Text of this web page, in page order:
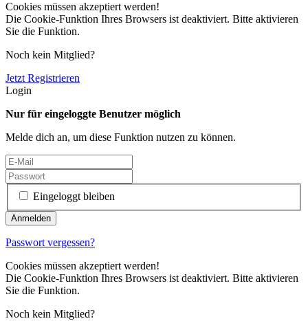
Cookies müssen akzeptiert werden!
Die Cookie-Funktion Ihres Browsers ist deaktiviert. Bitte aktivieren
Sie die Funktion.
Noch kein Mitglied?
Jetzt Registrieren
Login
Nur für eingeloggte Benutzer möglich
Melde dich an, um diese Funktion nutzen zu können.
Eingeloggt bleiben
Passwort vergessen?
Cookies müssen akzeptiert werden!
Die Cookie-Funktion Ihres Browsers ist deaktiviert. Bitte aktivieren
Sie die Funktion.
Noch kein Mitglied?